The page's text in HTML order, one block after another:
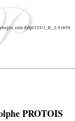
cote Edpt335/1_E_2-53659
PROTOIS